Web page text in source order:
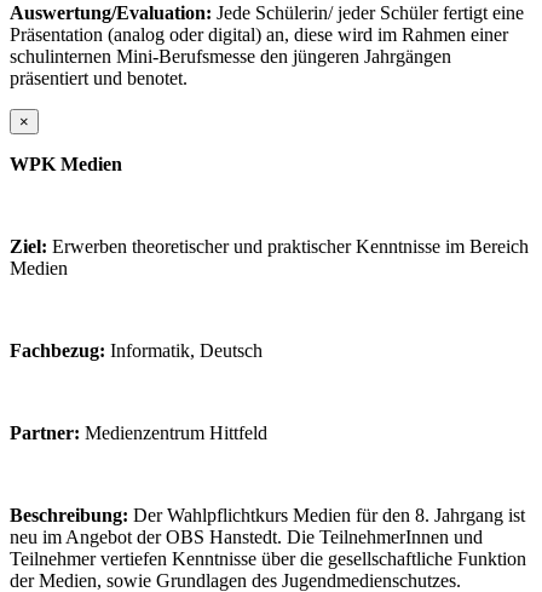
Auswertung/Evaluation: Jede Schülerin/ jeder Schüler fertigt eine
Präsentation (analog oder digital) an, diese wird im Rahmen einer
schulinternen Mini-Berufsmesse den jüngeren Jahrgängen
präsentiert und benotet.
×
WPK Medien
Ziel: Erwerben theoretischer und praktischer Kenntnisse im Bereich
Medien
Fachbezug: Informatik, Deutsch
Partner: Medienzentrum Hittfeld
Beschreibung: Der Wahlpflichtkurs Medien für den 8. Jahrgang ist
neu im Angebot der OBS Hanstedt. Die TeilnehmerInnen und
Teilnehmer vertiefen Kenntnisse über die gesellschaftliche Funktion
der Medien, sowie Grundlagen des Jugendmedienschutzes.